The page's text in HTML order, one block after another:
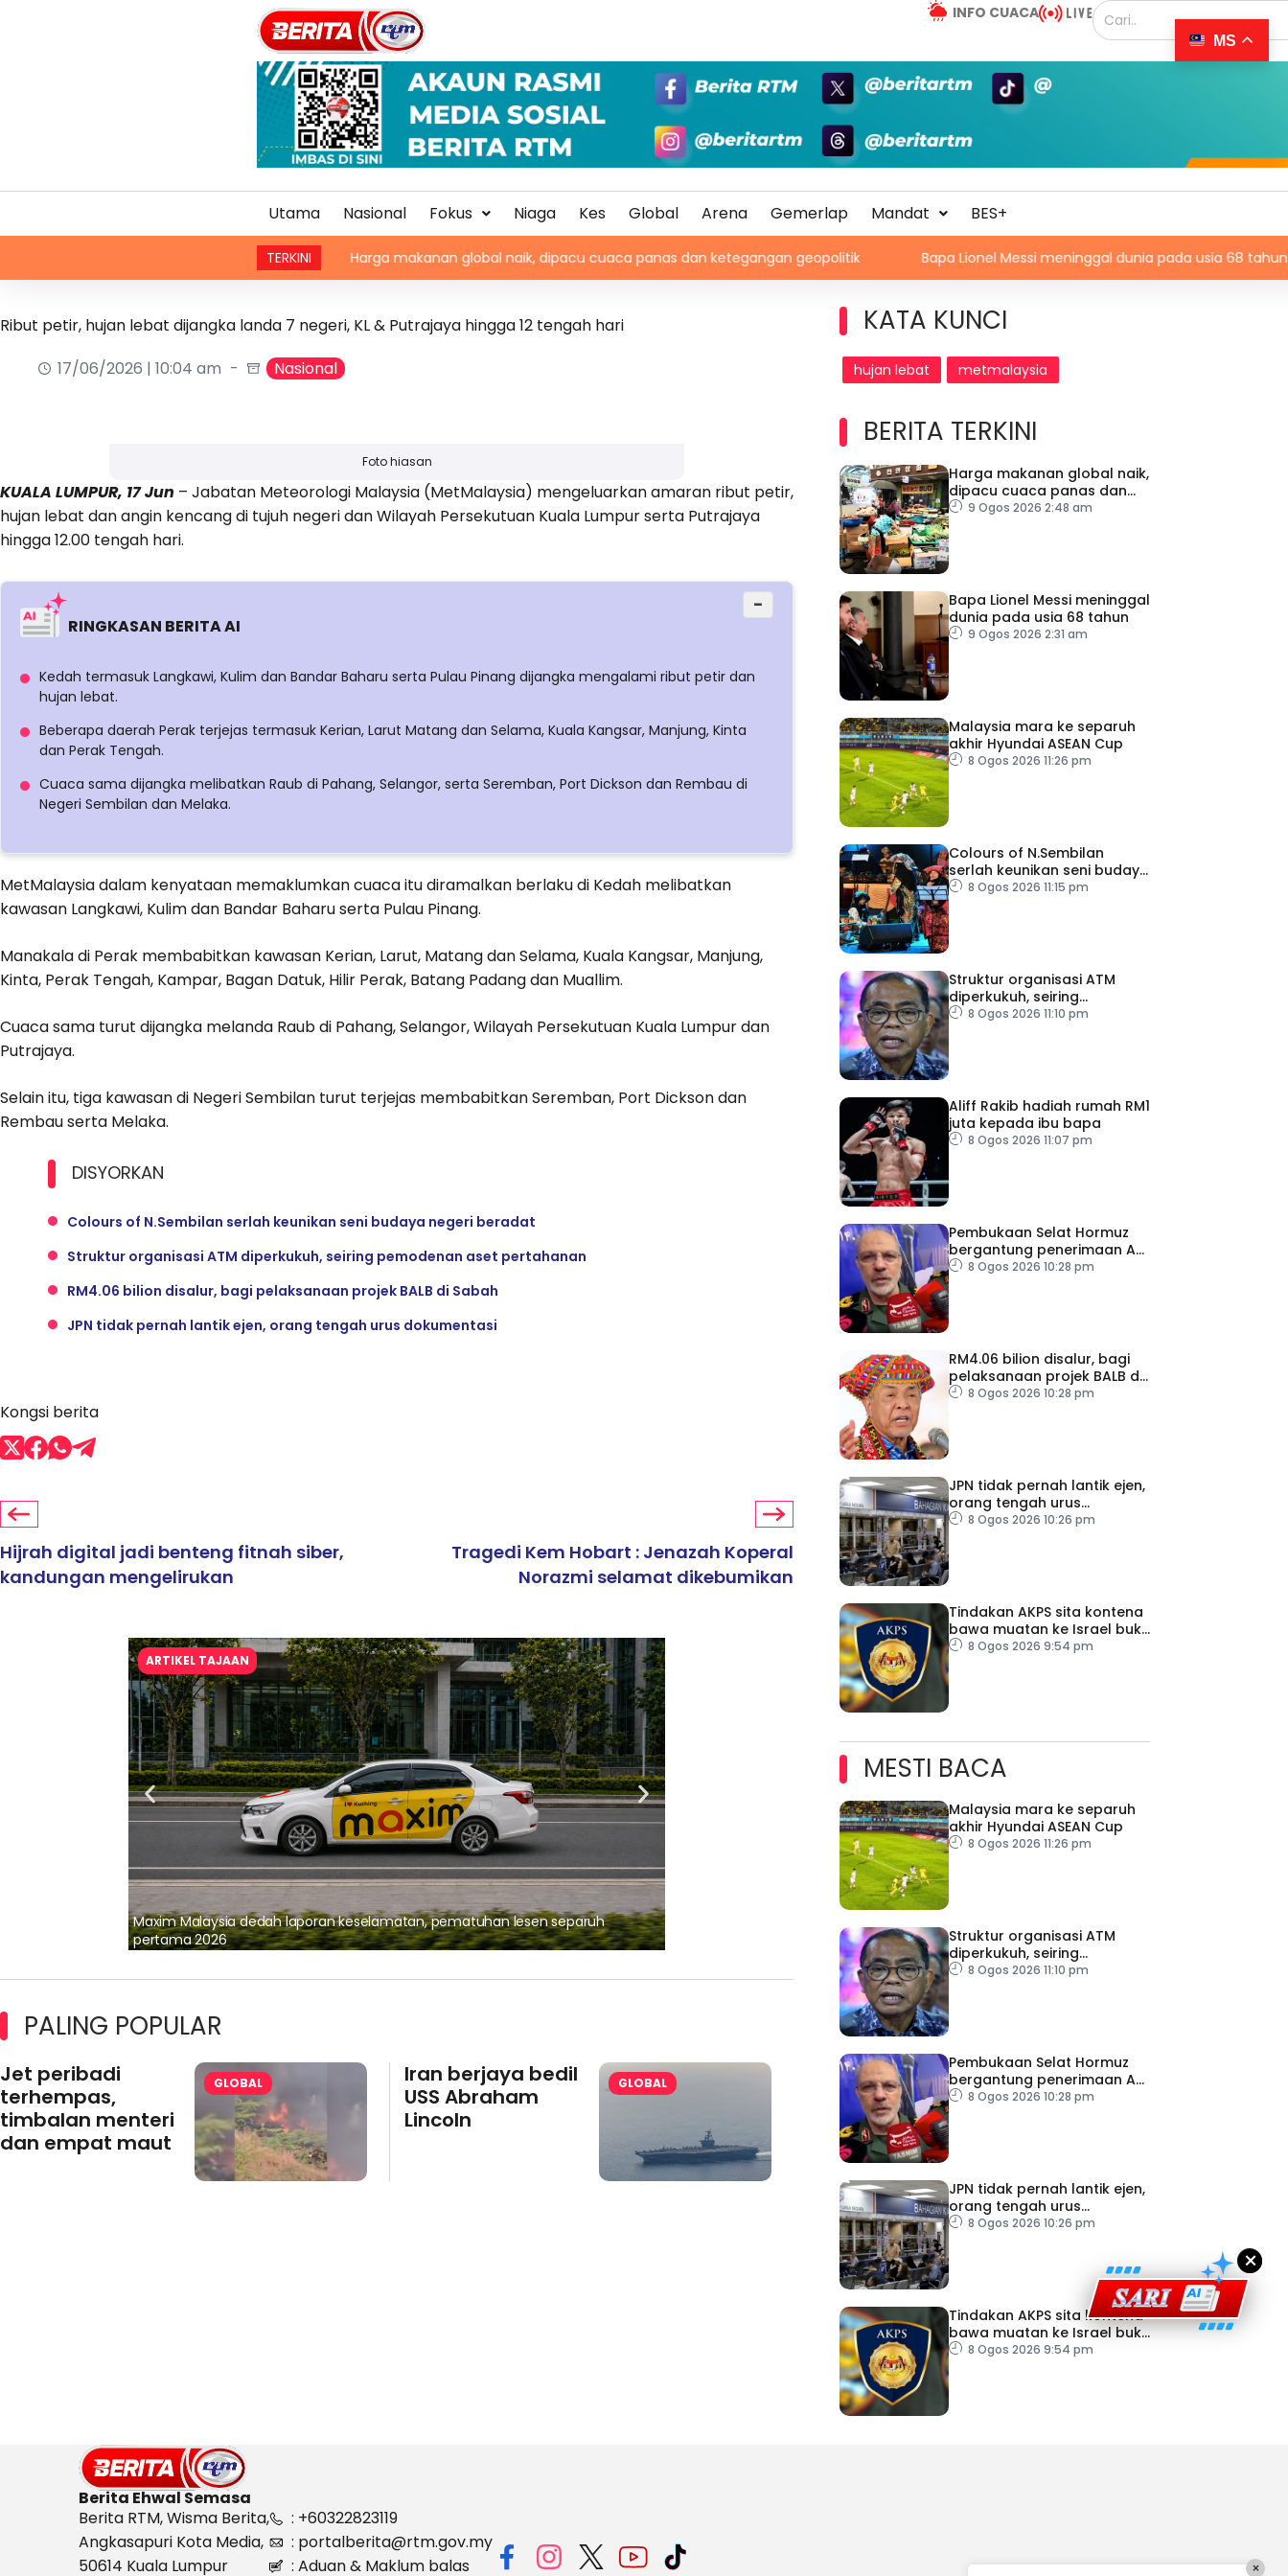
INFO CUACA
Utama Nasional Fokus Niaga Kes Global Arena Gemerlap Mandat BES+
TERKINI
Harga makanan global naik, dipacu cuaca panas dan ketegangan geopolitik Bapa Lionel Messi meninggal dunia pada usia 68 tahun
Ribut petir, hujan lebat dijangka landa 7 negeri, KL & Putrajaya hingga 12 tengah hari
17/06/2026 | 10:04 am
Nasional
Foto hiasan
KUALA LUMPUR, 17 Jun – Jabatan Meteorologi Malaysia (MetMalaysia) mengeluarkan amaran ribut petir,
hujan lebat dan angin kencang di tujuh negeri dan Wilayah Persekutuan Kuala Lumpur serta Putrajaya
hingga 12.00 tengah hari.
RINGKASAN BERITA AI
−
Kedah termasuk Langkawi, Kulim dan Bandar Baharu serta Pulau Pinang dijangka mengalami ribut petir dan
hujan lebat.
Beberapa daerah Perak terjejas termasuk Kerian, Larut Matang dan Selama, Kuala Kangsar, Manjung, Kinta
dan Perak Tengah.
Cuaca sama dijangka melibatkan Raub di Pahang, Selangor, serta Seremban, Port Dickson dan Rembau di
Negeri Sembilan dan Melaka.
MetMalaysia dalam kenyataan memaklumkan cuaca itu diramalkan berlaku di Kedah melibatkan
kawasan Langkawi, Kulim dan Bandar Baharu serta Pulau Pinang.
Manakala di Perak membabitkan kawasan Kerian, Larut, Matang dan Selama, Kuala Kangsar, Manjung,
Kinta, Perak Tengah, Kampar, Bagan Datuk, Hilir Perak, Batang Padang dan Muallim.
Cuaca sama turut dijangka melanda Raub di Pahang, Selangor, Wilayah Persekutuan Kuala Lumpur dan
Putrajaya.
Selain itu, tiga kawasan di Negeri Sembilan turut terjejas membabitkan Seremban, Port Dickson dan
Rembau serta Melaka.
DISYORKAN
Colours of N.Sembilan serlah keunikan seni budaya negeri beradat
Struktur organisasi ATM diperkukuh, seiring pemodenan aset pertahanan
RM4.06 bilion disalur, bagi pelaksanaan projek BALB di Sabah
JPN tidak pernah lantik ejen, orang tengah urus dokumentasi
Kongsi berita
Hijrah digital jadi benteng fitnah siber,
kandungan mengelirukan
Tragedi Kem Hobart : Jenazah Koperal
Norazmi selamat dikebumikan
ARTIKEL TAJAAN
Maxim Malaysia dedah laporan keselamatan, pematuhan lesen separuh
pertama 2026
aminoVITAL® Bersama Pempengaruh Larian Antarabangsa
PALING POPULAR
Jet peribadi
terhempas,
timbalan menteri
dan empat maut
GLOBAL
Iran berjaya bedil
USS Abraham
Lincoln
GLOBAL
KATA KUNCI
hujan lebat metmalaysia
BERITA TERKINI
Harga makanan global naik,
dipacu cuaca panas dan
ketegangan geopolitik
9 Ogos 2026 2:48 am
Bapa Lionel Messi meninggal
dunia pada usia 68 tahun
9 Ogos 2026 2:31 am
Malaysia mara ke separuh
akhir Hyundai ASEAN Cup
8 Ogos 2026 11:26 pm
Colours of N.Sembilan
serlah keunikan seni budaya
negeri beradat
8 Ogos 2026 11:15 pm
Struktur organisasi ATM
diperkukuh, seiring
pemodenan aset
8 Ogos 2026 11:10 pm
Aliff Rakib hadiah rumah RM1
juta kepada ibu bapa
8 Ogos 2026 11:07 pm
Pembukaan Selat Hormuz
bergantung penerimaan AS
– IRGC
8 Ogos 2026 10:28 pm
RM4.06 bilion disalur, bagi
pelaksanaan projek BALB di
Sabah
8 Ogos 2026 10:28 pm
JPN tidak pernah lantik ejen,
orang tengah urus
dokumentasi
8 Ogos 2026 10:26 pm
Tindakan AKPS sita kontena
bawa muatan ke Israel bukti
ketegasan Malaysia
8 Ogos 2026 9:54 pm
MESTI BACA
Malaysia mara ke separuh
akhir Hyundai ASEAN Cup
8 Ogos 2026 11:26 pm
Struktur organisasi ATM
diperkukuh, seiring
pemodenan aset
8 Ogos 2026 11:10 pm
Pembukaan Selat Hormuz
bergantung penerimaan AS
– IRGC
8 Ogos 2026 10:28 pm
JPN tidak pernah lantik ejen,
orang tengah urus
dokumentasi
8 Ogos 2026 10:26 pm
Tindakan AKPS sita kontena
bawa muatan ke Israel bukti
ketegasan Malaysia
8 Ogos 2026 9:54 pm
×
Berita Ehwal Semasa
Berita RTM, Wisma Berita,
Angkasapuri Kota Media,
50614 Kuala Lumpur
: +60322823119
: portalberita@rtm.gov.my
: Aduan & Maklum balas
MS
×